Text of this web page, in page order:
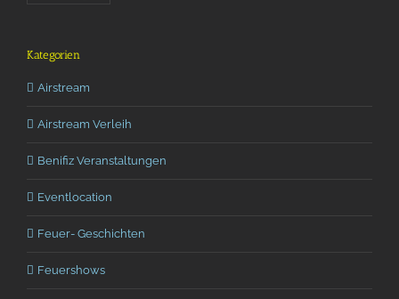
Kategorien
Airstream
Airstream Verleih
Benifiz Veranstaltungen
Eventlocation
Feuer- Geschichten
Feuershows